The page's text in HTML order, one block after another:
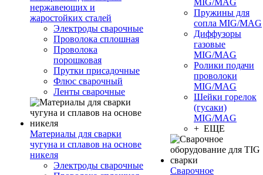
нержавеющих и
жаростойких сталей
Электроды сварочные
Проволока сплошная
Проволока
порошковая
Прутки присадочные
Флюс сварочный
Ленты сварочные
Материалы для сварки
чугуна и сплавов на основе
никеля
Электроды сварочные
MIG/MAG
Пружины для
сопла MIG/MAG
Диффузоры
газовые
MIG/MAG
Ролики подачи
проволоки
MIG/MAG
Шейки горелок
(гусаки)
MIG/MAG
+ ЕЩЕ
Сварочное